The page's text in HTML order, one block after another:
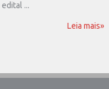
...
Leia mais»